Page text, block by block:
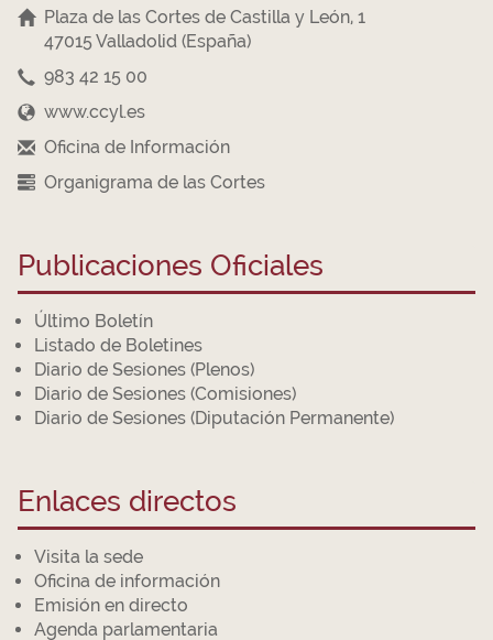
Plaza de las Cortes de Castilla y León, 1
47015 Valladolid (España)
983 42 15 00
www.ccyl.es
Oficina de Información
Organigrama de las Cortes
Publicaciones Oficiales
Último Boletín
Listado de Boletines
Diario de Sesiones (Plenos)
Diario de Sesiones (Comisiones)
Diario de Sesiones (Diputación Permanente)
Enlaces directos
Visita la sede
Oficina de información
Emisión en directo
Agenda parlamentaria